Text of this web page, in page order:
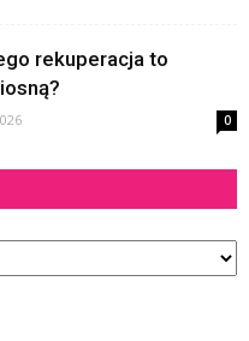
rekuperacja to
0